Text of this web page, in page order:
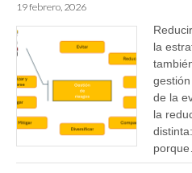
19 febrero, 2026
la
de la
la